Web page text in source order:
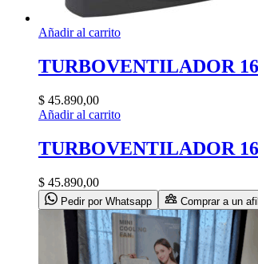
Añadir al carrito
TURBOVENTILADOR
$ 45.890,00
Añadir al carrito
TURBOVENTILADOR
$ 45.890,00
Pedir por Whatsapp Comprar a un